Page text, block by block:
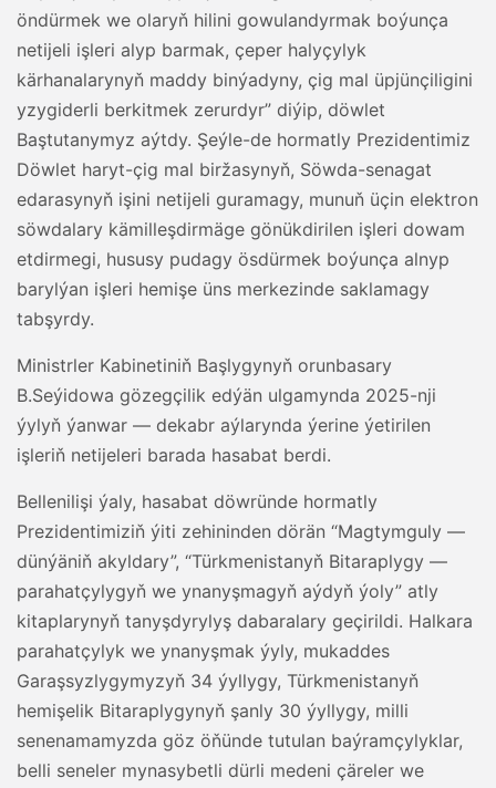
öndürmek we olaryň hilini gowulandyrmak boýunça
netijeli işleri alyp barmak, çeper halyçylyk
kärhanalarynyň maddy binýadyny, çig mal üpjünçiligini
yzygiderli berkitmek zerurdyr” diýip, döwlet
Baştutanymyz aýtdy. Şeýle-de hormatly Prezidentimiz
Döwlet haryt-çig mal biržasynyň, Söwda-senagat
edarasynyň işini netijeli guramagy, munuň üçin elektron
söwdalary kämilleşdirmäge gönükdirilen işleri dowam
etdirmegi, hususy pudagy ösdürmek boýunça alnyp
barylýan işleri hemişe üns merkezinde saklamagy
tabşyrdy.
Ministrler Kabinetiniň Başlygynyň orunbasary
B.Seýidowa gözegçilik edýän ulgamynda 2025-nji
ýylyň ýanwar — dekabr aýlarynda ýerine ýetirilen
işleriň netijeleri barada hasabat berdi.
Bellenilişi ýaly, hasabat döwründe hormatly
Prezidentimiziň ýiti zehininden dörän “Magtymguly —
dünýäniň akyldary”, “Türkmenistanyň Bitaraplygy —
parahatçylygyň we ynanyşmagyň aýdyň ýoly” atly
kitaplarynyň tanyşdyrylyş dabaralary geçirildi. Halkara
parahatçylyk we ynanyşmak ýyly, mukaddes
Garaşsyzlygymyzyň 34 ýyllygy, Türkmenistanyň
hemişelik Bitaraplygynyň şanly 30 ýyllygy, milli
senenamamyzda göz öňünde tutulan baýramçylyklar,
belli seneler mynasybetli dürli medeni çäreler we